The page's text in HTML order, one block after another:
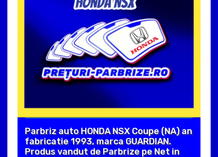
Parbriz auto HONDA NSX Coupe (NA) an
fabricatie 1993, marca GUARDIAN.
Produs vandut de Parbrize pe Net in